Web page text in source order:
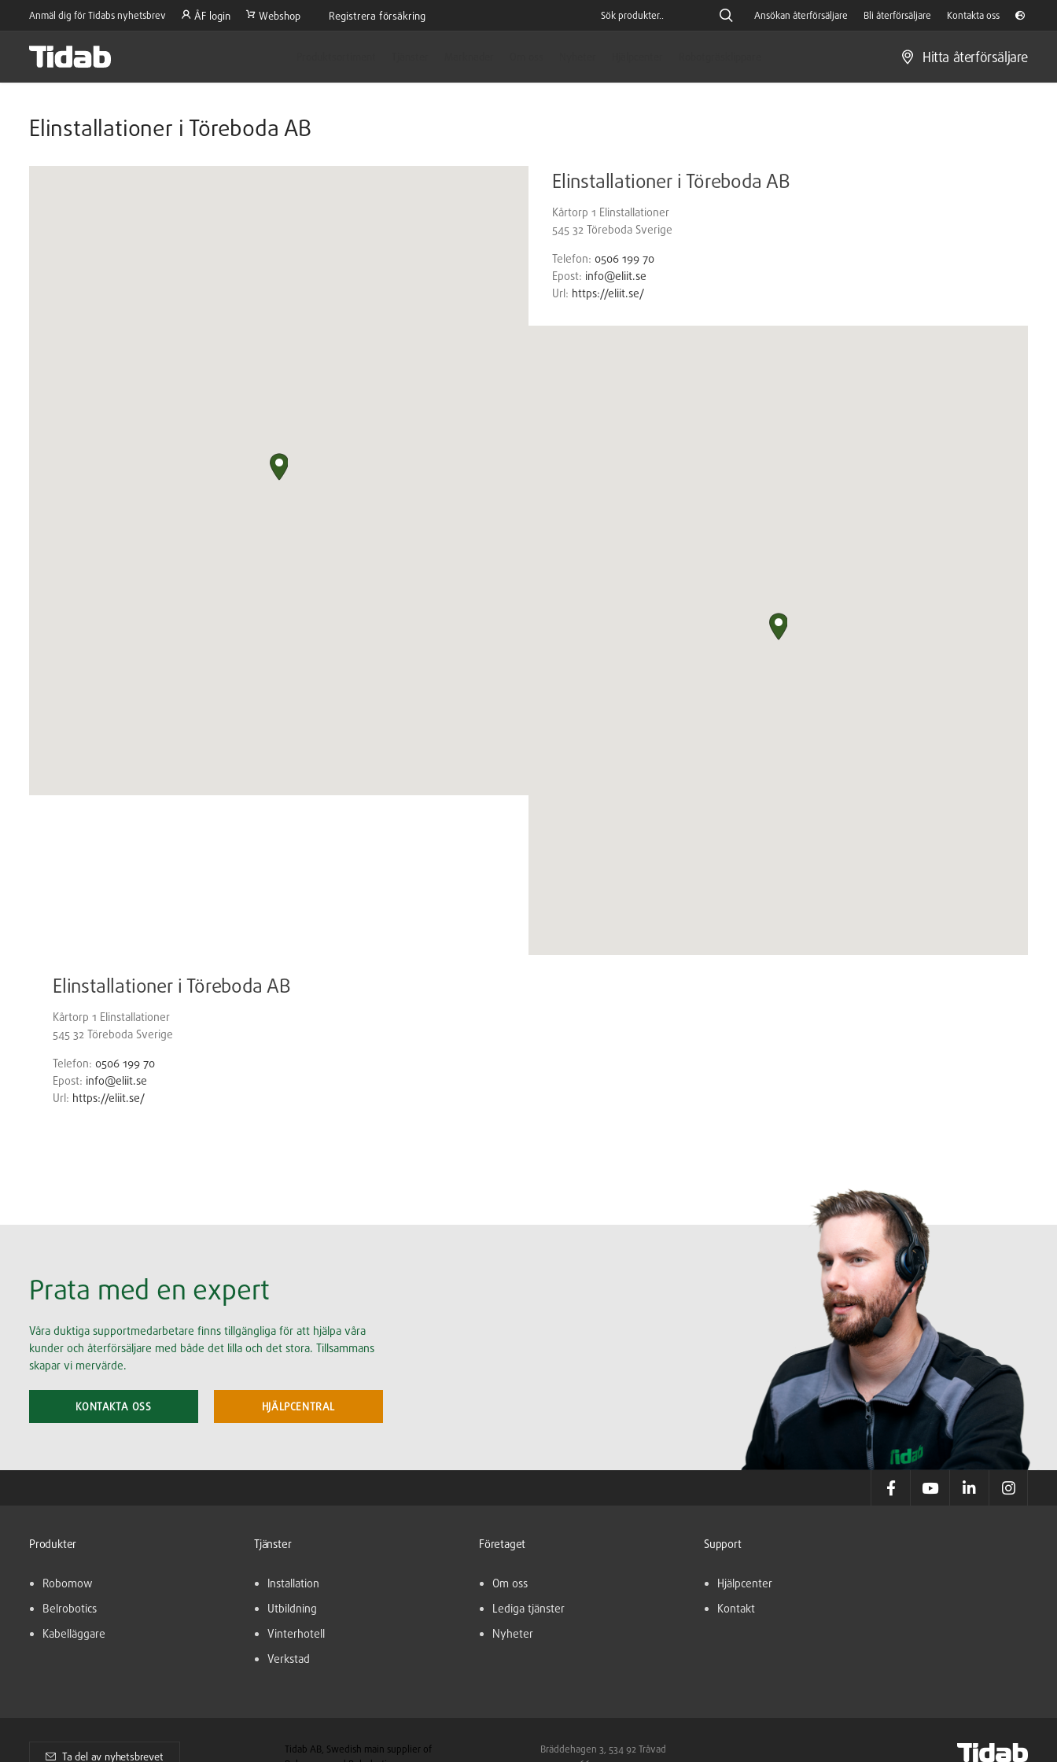
Anmäl dig för Tidabs nyhetsbrev ÅF login Webshop Registrera försäkring Ansökan återförsäljare Bli återförsäljare Kontakta oss
Hitta återförsäljare
Elinstallationer i Töreboda AB
Elinstallationer i Töreboda AB
Kårtorp 1 Elinstallationer
545 32 Töreboda Sverige
Telefon: 0506 199 70
Epost: info@eliit.se
Url: https://eliit.se/
Elinstallationer i Töreboda AB
Kårtorp 1 Elinstallationer
545 32 Töreboda Sverige
Telefon: 0506 199 70
Epost: info@eliit.se
Url: https://eliit.se/
Prata med en expert
Våra duktiga supportmedarbetare finns tillgängliga för att hjälpa våra
kunder och återförsäljare med både det lilla och det stora. Tillsammans
skapar vi mervärde.
KONTAKTA OSS HJÄLPCENTRAL
Produkter
Robomow
Belrobotics
Kabelläggare
Tjänster
Installation
Utbildning
Vinterhotell
Verkstad
Företaget
Om oss
Lediga tjänster
Nyheter
Support
Hjälpcenter
Kontakt
Ta del av nyhetsbrevet
Tidab AB, Swedish main supplier of
Bräddehagen 3, 534 92 Tråvad